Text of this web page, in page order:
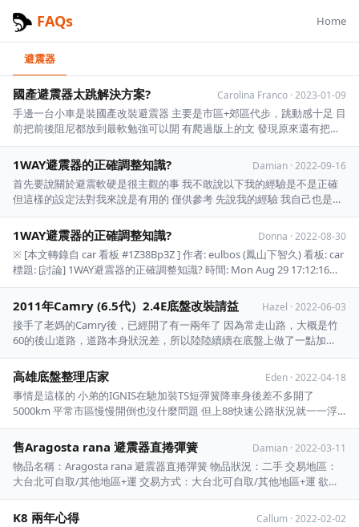
FAQs Home
避震器
國產避震器太跳解決方案? Carolina Franco · 2023-01-09
手邊一台小車是裝國產改裝避震器 主要是市區+郊區代步，跳動感十足 目
前把前後阻尼都放到最軟勉強可以開 有爬過版上的文 發現原來還有把輪
胎弄硬的招式 打到38psi過坑洞彈跳感果然有減少許多 但開稍微長途一點
就會發現問題 那就是駕駛自己會顛到暈車... 有想到幾個解決方案 1.換回
原廠避震(已使用5萬) 原 ...
1WAY避震器的正確調整知識? Damian · 2022-09-16
首先要說關於避震軟硬是很主觀的事 我不敢說以下我的經驗是不是正確
但這樣的設定法對我來說是有用的 僅供參考 先說我的經驗 我自己也是一
千公斤前驅小車 2018 SWIFT SPORT 6AT 去年買的二手車，前車主已改好
國產AGT避震 剛牽回來時為了調整避震，熟識店家也是幫我調整很久 開
一陣子將胎換成 ...
1WAY避震器的正確調整知識? Donna · 2022-08-30
※ [本文轉錄自 car 看板 #1Z38Bp3Z ] 作者: eulbos (鳳山下智久) 看板: car
標題: [討論] 1WAY避震器的正確調整知識? 時間: Mon Aug 29 17:12:16
2022 小弟最近在研究1WAY避震器調整的相關知識 持續在網路上爬一些
資料 看軟硬調整後能不 ...
2011年Camry (6.5代）2.4E底盤改裝請益 Hazel · 2022-06-03
接手了老媽的Camry後，已經開了有一兩年了 因為常走山路，大概是竹
60的後山道路，道路本身狀況差，所以陸陸續續在底盤上做了一點加
強。 裝了Tein避震器，但沒換彈簧，因為不太想降低車身。 也裝了引擎
室防傾桿。 避震通常都調蠻硬的～ 但最近在過彎時還是想小熱血一下。
我待修的部分還有傳動軸漏油 三腳架（ ...
高雄底盤整理店家 Eden · 2022-04-18
事情是這樣的 小弟的IGNIS在馳加裝TS短彈簧降車身後差不多開了
5000km 平常市區慢慢開倒也沒什麼問題 但上88快速公路狀況就一一浮
現了 過伸縮縫蠻常出現二次甚至三次晃動的 有幾次還出現疑似觸底碰的
一聲 想說把冷胎壓260降到240、龜外線開80應該可以改善這些狀況 結果
還是會碰的一聲QQ ...
售Aragosta rana 避震器直捲彈簧 Damian · 2022-03-11
物品名稱：Aragosta rana 避震器直捲彈簧 物品狀況：二手 交易地區：
大台北可自取/其他地區+運 交易方式：大台北可自取/其他地區+運 欲售
價格：3000 聯絡方式：站內信 規格ID 60mm 40N 3kg 二手良品
https://i.imgur.com/OWkbqLO.jp ...
K8 兩年心得 Callum · 2022-02-02